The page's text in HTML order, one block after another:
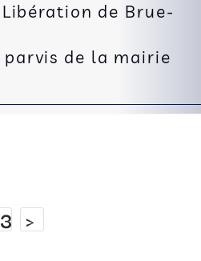
de Brue-
de la mairie
>